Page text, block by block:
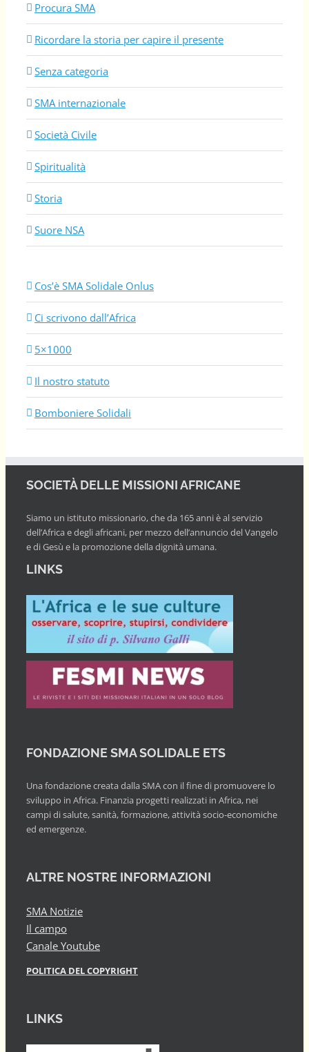
Procura SMA
Ricordare la storia per capire il presente
Senza categoria
SMA internazionale
Società Civile
Spiritualità
Storia
Suore NSA
Cos’è SMA Solidale Onlus
Ci scrivono dall’Africa
5×1000
Il nostro statuto
Bomboniere Solidali
SOCIETÀ DELLE MISSIONI AFRICANE
Siamo un istituto missionario, che da 165 anni è al servizio
dell’Africa e degli africani, per mezzo dell’annuncio del Vangelo
e di Gesù e la promozione della dignità umana.
LINKS
FONDAZIONE SMA SOLIDALE ETS
Una fondazione creata dalla SMA con il fine di promuovere lo
sviluppo in Africa. Finanzia progetti realizzati in Africa, nei
campi di salute, sanità, formazione, attività socio-economiche
ed emergenze.
ALTRE NOSTRE INFORMAZIONI
SMA Notizie
Il campo
Canale Youtube
POLITICA DEL COPYRIGHT
LINKS